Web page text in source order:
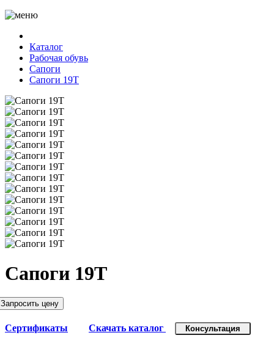
Каталог
Рабочая обувь
Сапоги
Сапоги 19Т
Сапоги 19Т
Запросить цену
Сертификаты Скачать каталог Консультация